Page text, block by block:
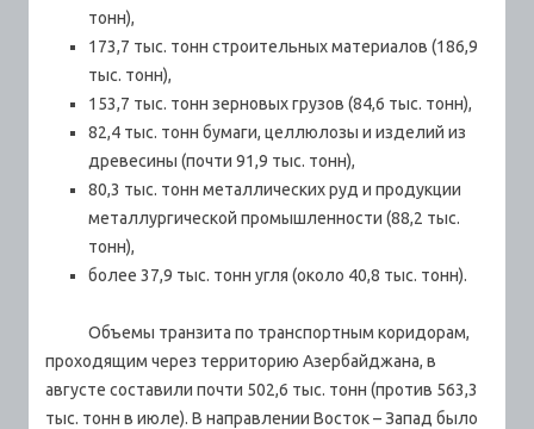
тонн),
173,7 тыс. тонн строительных материалов (186,9
тыс. тонн),
153,7 тыс. тонн зерновых грузов (84,6 тыс. тонн),
82,4 тыс. тонн бумаги, целлюлозы и изделий из
древесины (почти 91,9 тыс. тонн),
80,3 тыс. тонн металлических руд и продукции
металлургической промышленности (88,2 тыс.
тонн),
более 37,9 тыс. тонн угля (около 40,8 тыс. тонн).
Объемы транзита по транспортным коридорам,
проходящим через территорию Азербайджана, в
августе составили почти 502,6 тыс. тонн (против 563,3
тыс. тонн в июле). В направлении Восток – Запад было